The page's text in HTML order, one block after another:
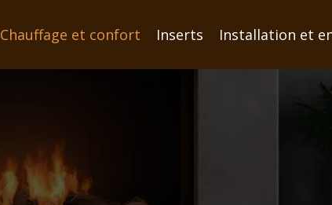
Chauffage et confort Inserts Installation et